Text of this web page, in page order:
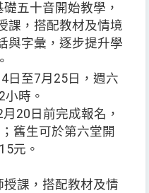
五十音開始教學，
課，搭配教材及情境
與字彙，逐步提升學
日至7月25日，週六
時。
20日前完成報名，
舊生可於第六堂開
元。
課，搭配教材及情